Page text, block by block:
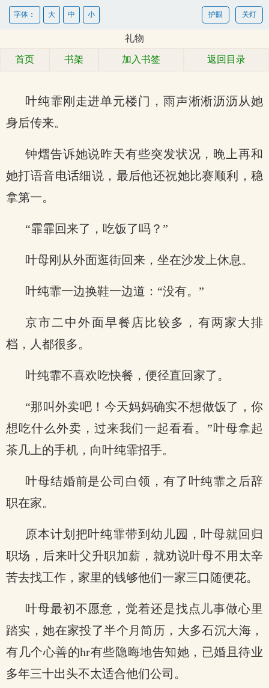
关灯
护眼
字体： 大 中 小
礼物
首页 书架 加入书签 返回目录
叶纯霏刚走进单元楼门，雨声淅淅沥沥从她
身后传来。
钟熠告诉她说昨天有些突发状况，晚上再和
她打语音电话细说，最后他还祝她比赛顺利，稳
拿第一。
“霏霏回来了，吃饭了吗？”
叶母刚从外面逛街回来，坐在沙发上休息。
叶纯霏一边换鞋一边道：“没有。”
京市二中外面早餐店比较多，有两家大排
档，人都很多。
叶纯霏不喜欢吃快餐，便径直回家了。
“那叫外卖吧！今天妈妈确实不想做饭了，你
想吃什么外卖，过来我们一起看看。”叶母拿起
茶几上的手机，向叶纯霏招手。
叶母结婚前是公司白领，有了叶纯霏之后辞
职在家。
原本计划把叶纯霏带到幼儿园，叶母就回归
职场，后来叶父升职加薪，就劝说叶母不用太辛
苦去找工作，家里的钱够他们一家三口随便花。
叶母最初不愿意，觉着还是找点儿事做心里
踏实，她在家投了半个月简历，大多石沉大海，
有几个心善的hr有些隐晦地告知她，已婚且待业
多年三十出头不太适合他们公司。